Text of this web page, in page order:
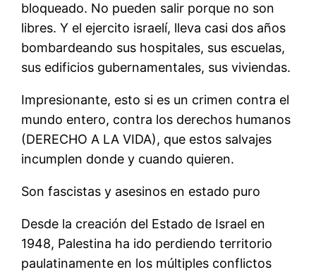
bloqueado. No pueden salir porque no son
libres. Y el ejercito israelí, lleva casi dos años
bombardeando sus hospitales, sus escuelas,
sus edificios gubernamentales, sus viviendas.
Impresionante, esto si es un crimen contra el
mundo entero, contra los derechos humanos
(DERECHO A LA VIDA), que estos salvajes
incumplen donde y cuando quieren.
Son fascistas y asesinos en estado puro
Desde la creación del Estado de Israel en
1948, Palestina ha ido perdiendo territorio
paulatinamente en los múltiples conflictos